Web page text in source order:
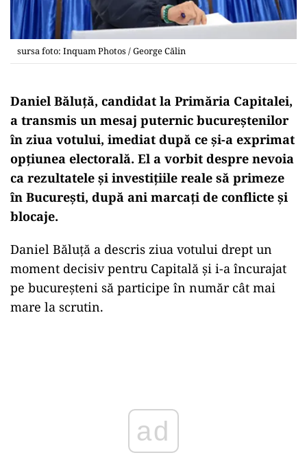
sursa foto: Inquam Photos / George Călin
Daniel Băluță, candidat la Primăria Capitalei,
a transmis un mesaj puternic bucureștenilor
în ziua votului, imediat după ce și-a exprimat
opțiunea electorală. El a vorbit despre nevoia
ca rezultatele și investițiile reale să primeze
în București, după ani marcați de conflicte și
blocaje.
Daniel Băluță a descris ziua votului drept un
moment decisiv pentru Capitală și i-a încurajat
pe bucureșteni să participe în număr cât mai
mare la scrutin.